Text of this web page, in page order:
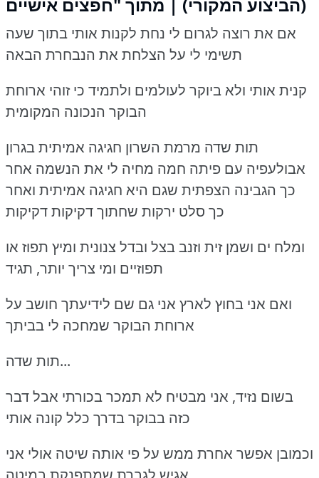
(הביצוע המקורי) | מתוך "חפצים אישיים
אם את רוצה לגרום לי נחת לקנות אותי בתוך שעה
תשימי לי על הצלחת את הנבחרת הבאה
קנית אותי ולא ביוקר לעולמים ולתמיד כי זוהי ארוחת
הבוקר הנכונה המקומית
תות שדה מרמת השרון חגיגה אמיתית בגרון
אבולעפיה עם פיתה חמה מחיה לי את הנשמה אחר
כך הגבינה הצפתית שגם היא חגיגה אמיתית ואחר
כך סלט ירקות שחתוך דקיקות דקיקות
ומלח ים ושמן זית וזנב בצל ובדל צנונית ומיץ תפוז או
תפוזיים ומי צריך יותר, תגיד
ואם אני בחוץ לארץ אני גם שם לידיעתך חושב על
ארוחת הבוקר שמחכה לי בביתך
תות שדה...
בשום נזיד, אני מבטיח לא תמכר בכורתי אבל דבר
כזה בבוקר בדרך כלל קונה אותי
וכמובן אפשר אחרת ממש על פי אותה שיטה אולי אני